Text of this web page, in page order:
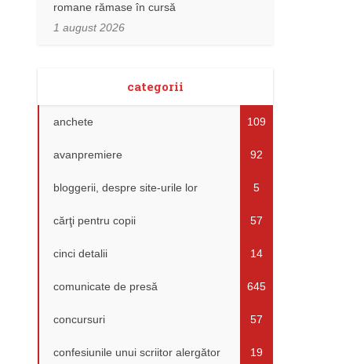
romane rămase în cursă
1 august 2026
categorii
anchete 109
avanpremiere 92
bloggerii, despre site-urile lor 5
cărţi pentru copii 57
cinci detalii 14
comunicate de presă 645
concursuri 57
confesiunile unui scriitor alergător 19